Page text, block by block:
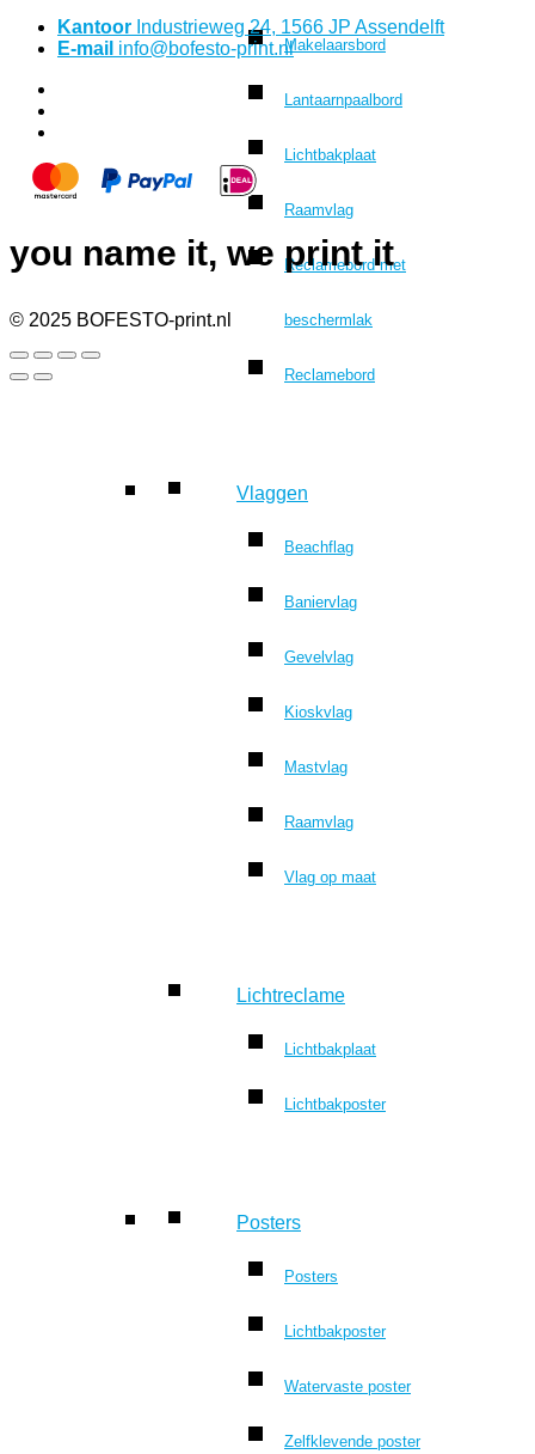
Makelaarsbord
Lantaarnpaalbord
Lichtbakplaat
Raamvlag
Reclamebord met
beschermlak
Reclamebord
Vlaggen
Beachflag
Baniervlag
Gevelvlag
Kioskvlag
Mastvlag
Raamvlag
Vlag op maat
Lichtreclame
Lichtbakplaat
Lichtbakposter
Posters
Posters
Lichtbakposter
Watervaste poster
Zelfklevende poster
Kantoor Industrieweg 24, 1566 JP Assendelft
E-mail info@bofesto-print.nl
you name it, we print it
© 2025 BOFESTO-print.nl